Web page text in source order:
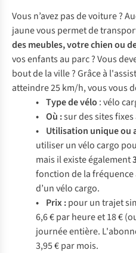
Vous n’avez pas de voiture ?
jaune vous permet de
desmeubles, votre chien ou
vos enfants au parc ? Vous
bout de la ville ? Grâce à
atteindre 25 km/h, vous vous
• Type de vélo : vélo
• Où :sur des sites
• Utilisation unique ou
utiliser un vélo cargo
mais il existe également
fonction de la fréquence
d’un vélo cargo.
• Prix :pour un trajet
6,6 € par heure et 18 €
journée entière.
3,95 € par mois.